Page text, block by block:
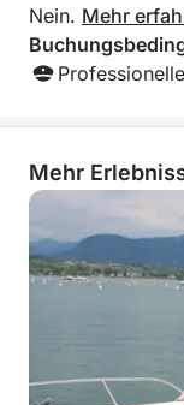
Nein. Mehr
Mehr